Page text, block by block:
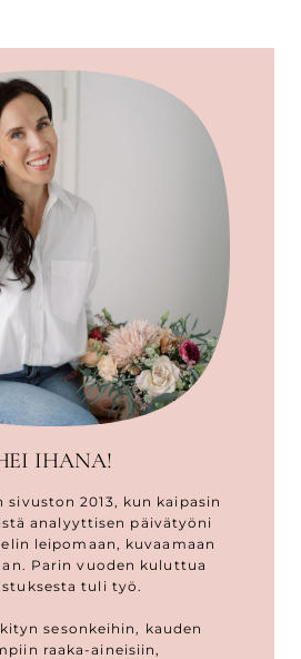
IHANA!
sivuston 2013, kun kaipasin
analyyttisen päivätyöni
leipomaan, kuvaamaan
Parin vuoden kuluttua
tuli työ.
sesonkeihin, kauden
raaka-aineisiin,